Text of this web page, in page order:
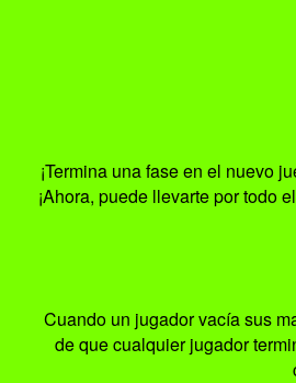
¡Termina una fase en el nuevo
¡Ahora, puede llevarte por todo
Cuando un jugador vacía sus
de que cualquier jugador